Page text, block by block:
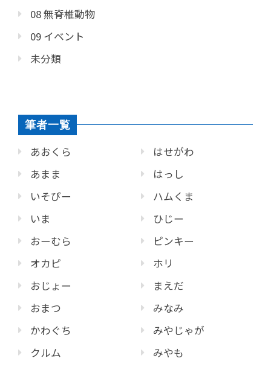
08 無脊椎動物
09 イベント
未分類
筆者一覧
あおくら
あまま
いそぴー
いま
おーむら
オカピ
おじょー
おまつ
かわぐち
クルム
はせがわ
はっし
ハムくま
ひじー
ピンキー
ホリ
まえだ
みなみ
みやじゃが
みやも